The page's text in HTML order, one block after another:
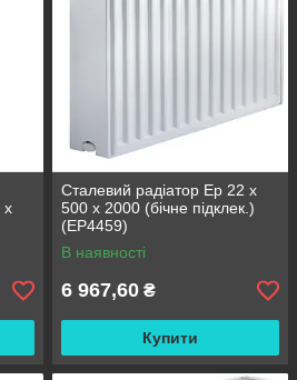
x
Сталевий радіатор Ep 22 x
500 x 2000 (бічне підклек.)
(EP4459)
В наявності
6 967,60 ₴
Купити